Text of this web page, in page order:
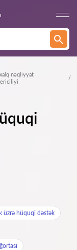
nəqliyyat
üzrə hüquqi dəstək